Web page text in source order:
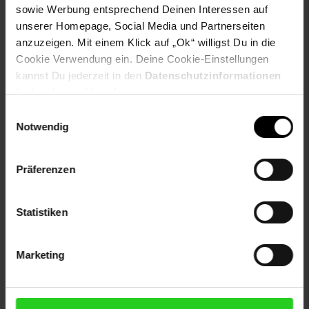
sowie Werbung entsprechend Deinen Interessen auf
unserer Homepage, Social Media und Partnerseiten
anzuzeigen. Mit einem Klick auf „Ok“ willigst Du in die
Cookie Verwendung ein. Deine Cookie-Einstellungen
kannst Du jederzeit in den Datenschutzinformationen
ändern bzw. widerrufen.
Notwendig
Präferenzen
Statistiken
Marketing
Versandinformationen
Herstellerinformationen
Weinwelt